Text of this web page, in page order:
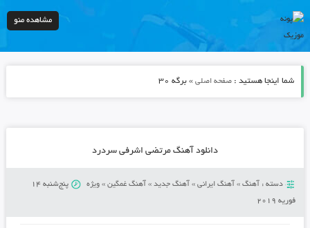
مشاهده منو
شما اینجا هستید : صفحه اصلی» برگه 30
دانلود آهنگ مرتضی اشرفی سردرد
دسته : آهنگ» آهنگ ایرانی» آهنگ جدید» آهنگ غمگین» ویژه
پنج‌شنبه 14
فوریه 2019